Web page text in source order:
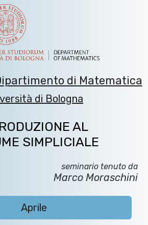
di Matematica
di Bologna
SIMPLICIALE
seminario tenuto da
Marco Moraschini
Aprile